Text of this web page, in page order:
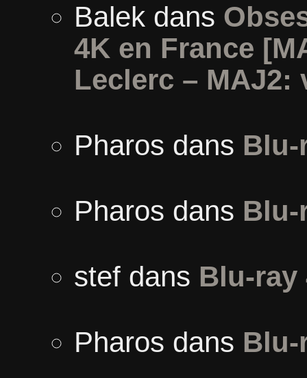
Balekdans
4K en France
Leclerc –
Pharos dans Blu-
Pharos dans Blu-
stefdans Blu-ray
Pharos dans Blu-